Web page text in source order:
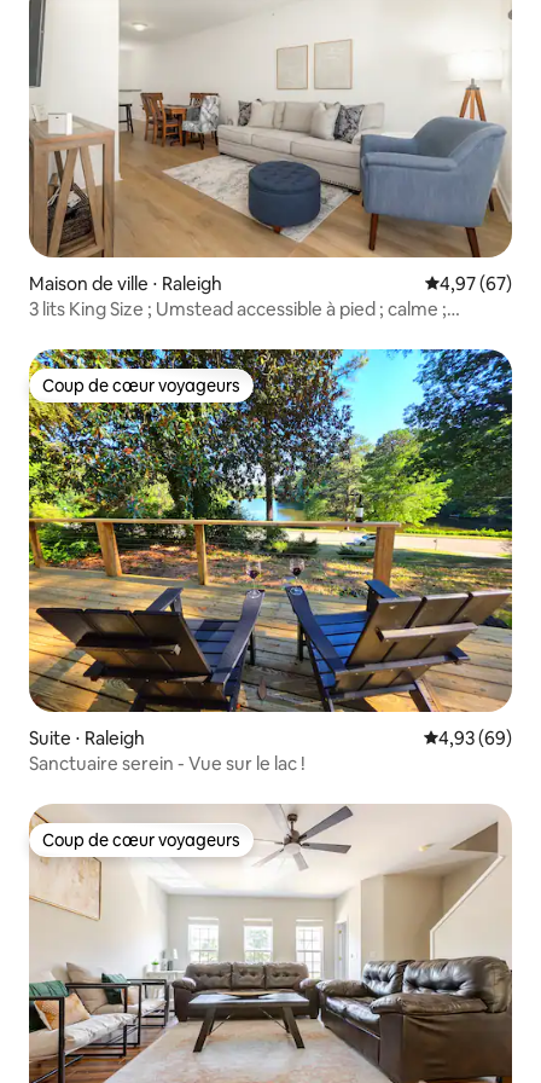
Maison de ville ⋅ Raleigh Évaluation
4,97 (67)
3 lits King Size ; Umstead accessible à pied ; calme ;
Coup de cœur voyageurs
Coup de cœur voyageurs
Suite ⋅ Raleigh Évaluation
4,93 (69)
Sanctuaire serein - Vue sur le lac !
Coup de cœur voyageurs
Coup de cœur voyageurs